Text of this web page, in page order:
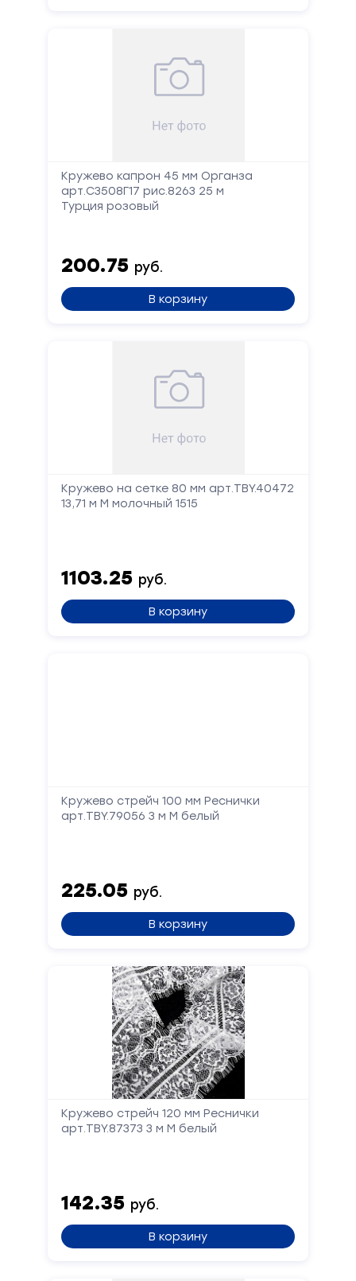
Кружево капрон 45 мм Органза
арт.С3508Г17 рис.8263 25 м
Турция розовый
200.75 руб.
В корзину
Кружево на сетке 80 мм арт.TBY.40472
13,71 м М молочный 1515
1103.25 руб.
В корзину
Кружево стрейч 100 мм Реснички
арт.TBY.79056 3 м М белый
225.05 руб.
В корзину
Кружево стрейч 120 мм Реснички
арт.TBY.87373 3 м М белый
142.35 руб.
В корзину